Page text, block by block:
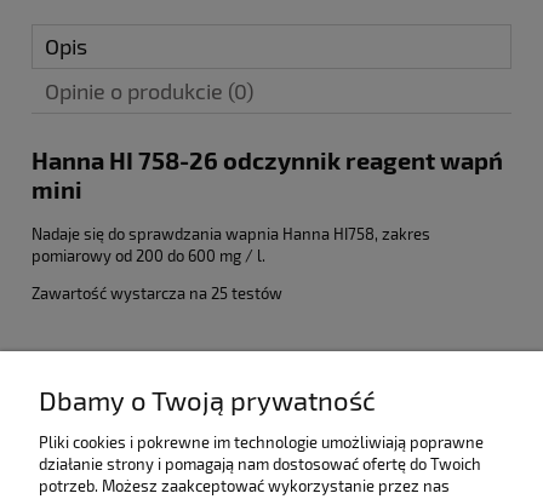
Opis
Opinie o produkcie (0)
Hanna HI 758-26 odczynnik reagent wapń
mini
Nadaje się do sprawdzania wapnia Hanna HI758, zakres
pomiarowy od 200 do 600 mg / l.
Zawartość wystarcza na 25 testów
Moje konto
Dbamy o Twoją prywatność
Pliki cookies i pokrewne im technologie umożliwiają poprawne
działanie strony i pomagają nam dostosować ofertę do Twoich
potrzeb. Możesz zaakceptować wykorzystanie przez nas